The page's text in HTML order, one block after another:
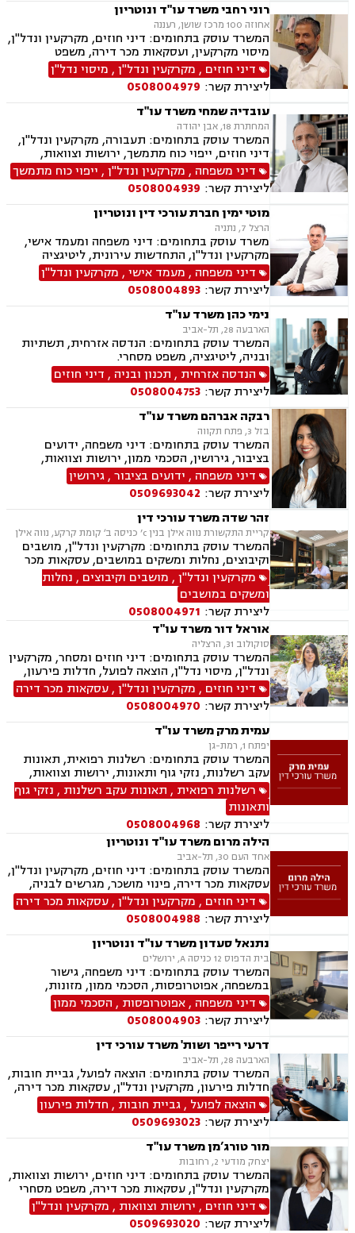
רוני רחבי משרד עו"ד ונוטריון
אחוזה 100 מרכז שושן, רעננה
המשרד עוסק בתחומים: דיני חוזים, מקרקעין ונדל"ן,
מיסוי מקרקעין, ועסקאות מכר דירה, משפט
אזרחי-מסחרי, ייפוי כוח מתמשך, ירושות וצוואות,
דיני עבודה, דיני משפחה, הסכמי ממון, נזקי גוף
ותאונות, נוטריון.
דיני חוזים , מקרקעין ונדל"ן, מיסוי נדל"ן
ליצירת קשר: 0508004979
עובדיה שמחי משרד עו"ד
המחתרת 18, אבן יהודה
המשרד עוסק בתחומים: תעבורה, מקרקעין ונדל"ן,
דיני חוזים, ייפוי כוח מתמשך, ירושות וצוואות,
הסכמי ממון, אלימות במשפחה, מחיקת רישום פלילי
דיני משפחה , מקרקעין ונדל"ן, ייפוי כוח מתמשך
ליצירת קשר: 0508004939
מוטי ימין חברת עורכי דין ונוטריון
הרצל 7, נתניה
משרד עוסק בתחומים: דיני משפחה ומעמד אישי,
מקרקעין ונדל"ן, התחדשות עירונית, ליטיגציה
אזרחית-מסחרית, סכסוכים חוזיים, סכסוכים כספיים,
דיני חברות, ירושות וצוואות, ייפוי כוח מתמשך,
גישור.
דיני משפחה , מעמד אישי, מקרקעין ונדל"ן
ליצירת קשר: 0508004893
נימי כהן משרד עו"ד
הארבעה 28, תל-אביב
המשרד עוסק בתחומים: הנדסה אזרחית, תשתיות
ובניה, ליטיגציה, משפט מסחרי.
הנדסה אזרחית , תכנון ובניה , דיני חוזים
ליצירת קשר: 0508004753
רבקה אברהם משרד עו"ד
בזל 3, פתח תקווה
המשרד עוסק בתחומים: דיני משפחה, ידועים
בציבור, גירושין, הסכמי ממון, ירושות וצוואות,
אבהות, מזונות, משמורת, חוק הנוער, חלוקת רכוש,
זמני שהות, החזקת ילדים, ניכור הורי, אומנה, משפט
אזרחי, דיני חוזים, פלילי
דיני משפחה , ידועים בציבור,גירושין
ליצירת קשר: 0509693042
זהר שדה משרד עורכי דין
קריית התקשורת נווה אילן בנין c’ כניסה ב׳ קומת קרקע, נווה אילן
המשרד עוסק בתחומים: מקרקעין ונדל"ן, מושבים
וקיבוצים, נחלות ומשקים במושבים, עסקאות מכר
דירה, מיסוי נדל"ן, ייפוי כוח מתמשך, הסכמי ממון,
חלוקת רכוש, עסקאות מתנה, אפוטרופסות, רשויות
מקומיות, אגודות שיתופיות, גישור ובוררות, דיני
חוזים.
מקרקעין ונדל"ן, מושבים וקיבוצים , נחלות
ומשקים במושבים
ליצירת קשר: 0508004971
אוראל דור משרד עו"ד
סוקולוב 31, הרצליה
המשרד עוסק בתחומים: דיני חוזים ומסחר, מקרקעין
ונדל"ן, מיסוי נדל"ן, הוצאה לפועל, חדלות פירעון,
גביית חובות, משפט אזרחי.
דיני חוזים , מקרקעין ונדל"ן,עסקאות מכר דירה
ליצירת קשר: 0508004970
עמית מרק משרד עו"ד
יפתח 1, רמת-גן
המשרד עוסק בתחומים: רשלנות רפואית, תאונות
עקב רשלנות, נזקי גוף ותאונות, ירושות וצוואות,
ייפוי כוח מתמשך, דיני חוזים
רשלנות רפואית , תאונות עקב רשלנות , נזקי גוף
ותאונות
ליצירת קשר: 0508004968
הילה מרום משרד עו"ד ונוטריון
אחד העם 30, תל-אביב
המשרד עוסק בתחומים: דיני חוזים, מקרקעין ונדל"ן,
עסקאות מכר דירה, פינוי מושכר, מגרשים לבניה,
מיסוי מקרקעין, ירושות וצוואת, ייפוי כוח מתמשך,
נוטריון.
דיני חוזים , מקרקעין ונדל"ן,עסקאות מכר דירה
ליצירת קשר: 0508004988
נתנאל סעדון משרד עו"ד ונוטריון
בית הדפוס 12 כניסה A, ירושלים
המשרד עוסק בתחומים: דיני משפחה, גישור
במשפחה, אפוטרופסות, הסכמי ממון, מזונות,
משמורת, גירושין, טוען רבני, חלוקת רכוש, מעמד
אישי, תיאום הורי, זמני שהות, ניכור הורי, עסקאות
מתנה, ידועים בציבור, ירושות וצוואות, נוטריון, ייפוי
כוח מתמשך, הוצאה לפועל, חדלות פירעון, תביעות
מסחריות, דיני חוזים, מקרקעין ונדל"ן, עסקאות מכר
דירה, עסקאות מכר יד שניה מקבלן, משפט מסחרי,
דיני חברות, ליטיגציה מסחרית ונדל"נית, דיני
עמותות
דיני משפחה ,אפוטרופסות , הסכמי ממון
ליצירת קשר: 0508004903
דרעי רייפר ושות' משרד עורכי דין
הארבעה 28, תל-אביב
המשרד עוסק בתחומים: הוצאה לפועל, גביית חובות,
חדלות פירעון, מקרקעין ונדל"ן, עסקאות מכר דירה,
דיני משפחה, חלוקת רכוש, דיני חוזים, ירושות
וצוואות.
הוצאה לפועל ,גביית חובות , חדלות פירעון
ליצירת קשר: 0509693023
מור טורג’מן משרד עו"ד
יצחק מודעי 2, רחובות
המשרד עוסק בתחומים: דיני חוזים, ירושות וצוואות,
מקרקעין ונדל"ן, עסקאות מכר דירה, משפט מסחרי
דיני חוזים , ירושות וצוואות , מקרקעין ונדל"ן
ליצירת קשר: 0509693020